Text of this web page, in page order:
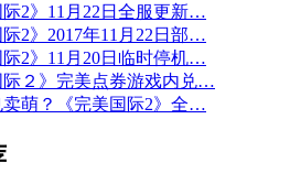
际2》11月22日全服更新…
际2》2017年11月22日部…
际2》11月20日临时停机…
际２》完美点券游戏内兑…
卖萌？《完美国际2》全…